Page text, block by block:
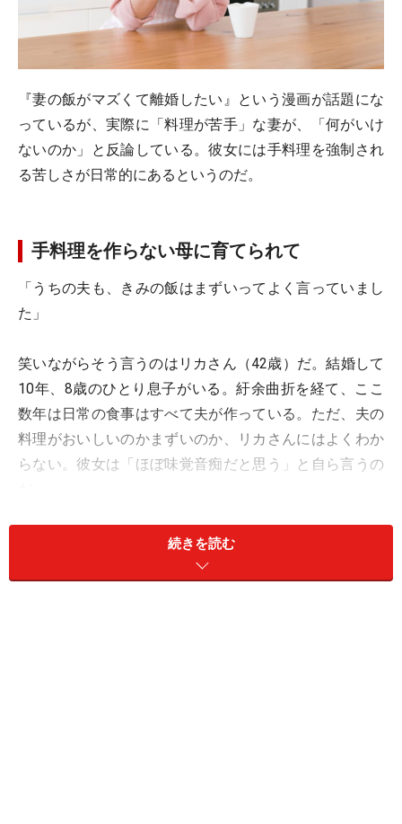
『妻の飯がマズくて離婚したい』という漫画が話題にな
っているが、実際に「料理が苦手」な妻が、「何がいけ
ないのか」と反論している。彼女には手料理を強制され
る苦しさが日常的にあるというのだ。
手料理を作らない母に育てられて
「うちの夫も、きみの飯はまずいってよく言っていまし
た」
笑いながらそう言うのはリカさん（42歳）だ。結婚して
10年、8歳のひとり息子がいる。紆余曲折を経て、ここ
数年は日常の食事はすべて夫が作っている。ただ、夫の
料理がおいしいのかまずいのか、リカさんにはよくわか
らない。彼女は「ほぼ味覚音痴だと思う」と自ら言うの
「もちろん、甘いとか塩辛いとかはわかりますが、おい
しいってどういうことなのかはっきりつかめないんで
続きを読む